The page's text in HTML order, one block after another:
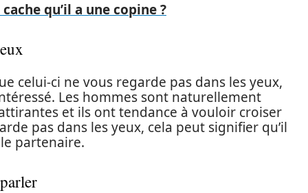
qu’il a une copine ?
celui-ci ne vous regarde pas dans les yeux,
Les hommes sont naturellement
et ils ont tendance à vouloir croiser
pas dans les yeux, cela peut signifier qu’il
partenaire.